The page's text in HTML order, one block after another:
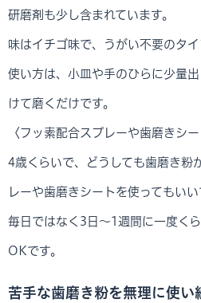
研磨剤も少し含まれています。
味はイチゴ味で、うがい不要のタイ
使い方は、小皿や手のひらに少量
けて磨くだけです。
〈フッ素配合スプレーや歯磨きシー
4歳くらいで、どうしても歯磨き粉
レーや歯磨きシートを使ってもいい
毎日ではなく3日～1週間に一度く
OKです。
苦手な歯磨き粉を無理に使い